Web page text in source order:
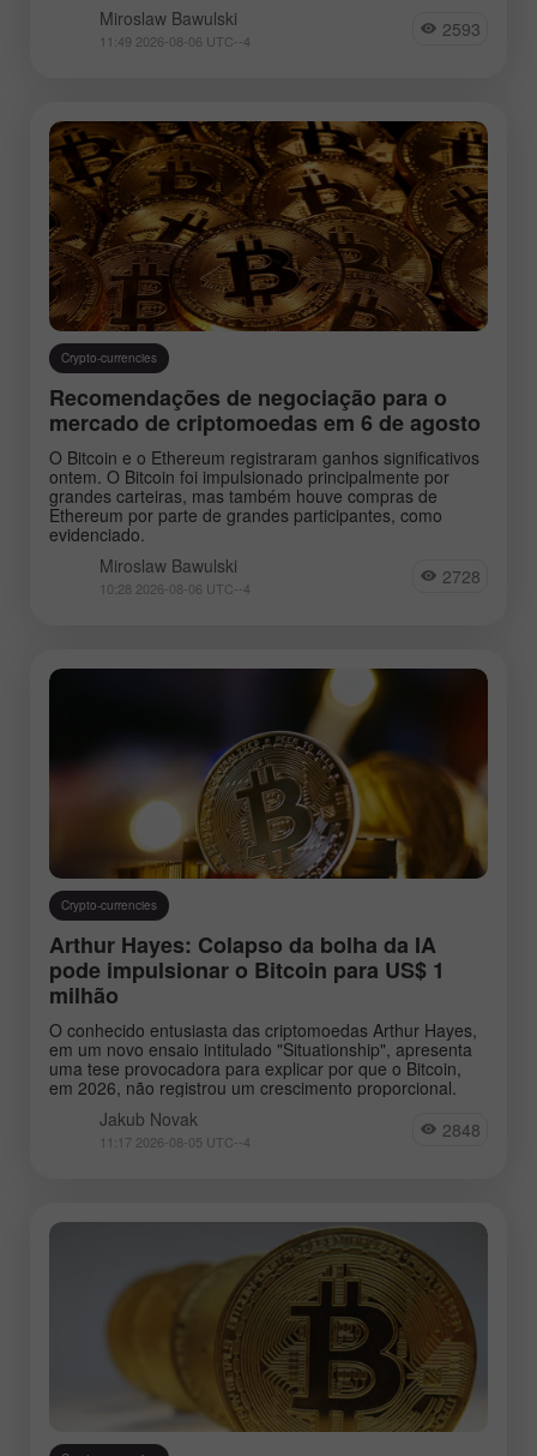
Miroslaw Bawulski
11:49 2026-08-06 UTC--4 2593
Crypto-currencies
Recomendações de negociação para o
mercado de criptomoedas em 6 de agosto
O Bitcoin e o Ethereum registraram ganhos significativos
ontem. O Bitcoin foi impulsionado principalmente por
grandes carteiras, mas também houve compras de
Ethereum por parte de grandes participantes, como
evidenciado.
Miroslaw Bawulski
10:28 2026-08-06 UTC--4 2728
Crypto-currencies
Arthur Hayes: Colapso da bolha da IA
pode impulsionar o Bitcoin para US$ 1
milhão
O conhecido entusiasta das criptomoedas Arthur Hayes,
em um novo ensaio intitulado "Situationship", apresenta
uma tese provocadora para explicar por que o Bitcoin,
em 2026, não registrou um crescimento proporcional.
Jakub Novak
11:17 2026-08-05 UTC--4 2848